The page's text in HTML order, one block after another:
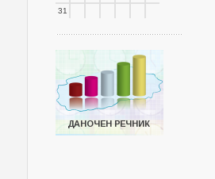
31